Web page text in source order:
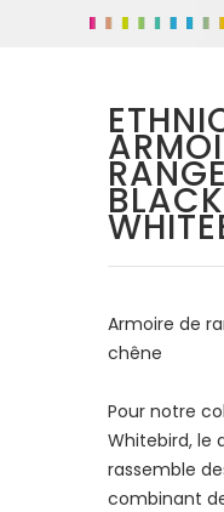
Armoire de
chêne
Pour notre
Whitebird, le
rassemble
combinant